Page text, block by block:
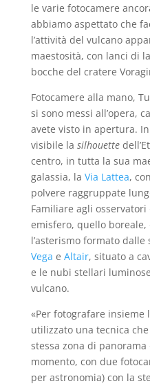
le varie fotocamere
abbiamo aspettato che
l’attività del vulcano
maestosità, con lanci di
bocche del cratere
Fotocamere alla mano,
si sono messi all’opera,
avete visto in apertura.
visibile la silhouette
centro, in tutta la sua
galassia, la Via Lattea,
polvere raggruppate
Familiare agli
emisfero, quello boreale,
l’asterismo formato
Vega e Altair, situato a
e le nubi stellari
vulcano.
«Per fotografare insieme
utilizzato una tecnica
stessa zona di
momento, con due
per astronomia) con la